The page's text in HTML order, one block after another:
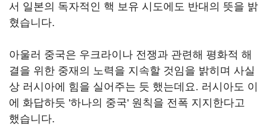
서 일본의 독자적인 핵 보유 시도에도 반대의 뜻을 밝
혔습니다.
아울러 중국은 우크라이나 전쟁과 관련해 평화적 해
결을 위한 중재의 노력을 지속할 것임을 밝히며 사실
상 러시아에 힘을 실어주는 듯 했는데요. 러시아도 이
에 화답하듯 '하나의 중국' 원칙을 전폭 지지한다고
했습니다.